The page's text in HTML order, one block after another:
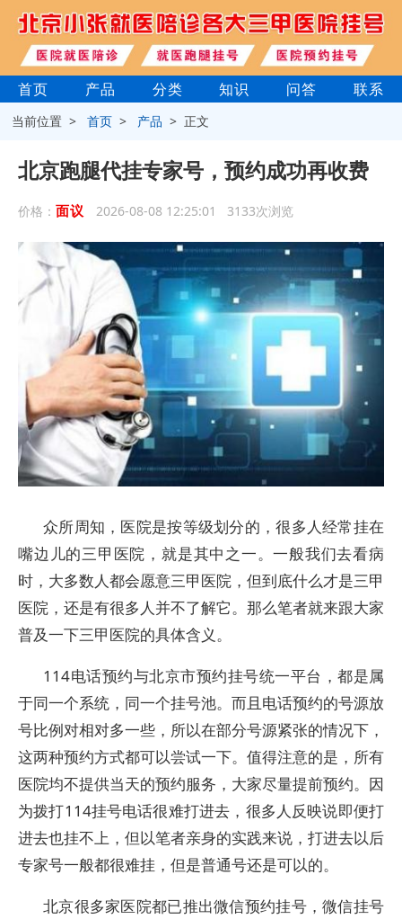
首页 产品 分类 知识 问答 联系
当前位置 >首页 > 产品 > 正文
北京跑腿代挂专家号，预约成功再收费
价格： 面议 2026-08-08 12:25:01 3133次浏览
众所周知，医院是按等级划分的，很多人经常挂在
嘴边儿的三甲医院，就是其中之一。一般我们去看病
时，大多数人都会愿意三甲医院，但到底什么才是三甲
医院，还是有很多人并不了解它。那么笔者就来跟大家
普及一下三甲医院的具体含义。
114电话预约与北京市预约挂号统一平台，都是属
于同一个系统，同一个挂号池。而且电话预约的号源放
号比例对相对多一些，所以在部分号源紧张的情况下，
这两种预约方式都可以尝试一下。值得注意的是，所有
医院均不提供当天的预约服务，大家尽量提前预约。因
为拨打114挂号电话很难打进去，很多人反映说即便打
进去也挂不上，但以笔者亲身的实践来说，打进去以后
专家号一般都很难挂，但是普通号还是可以的。
北京很多家医院都已推出微信预约挂号，微信挂号